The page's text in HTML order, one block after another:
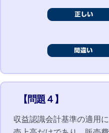
【問題４】
収益認識会計基準の適用